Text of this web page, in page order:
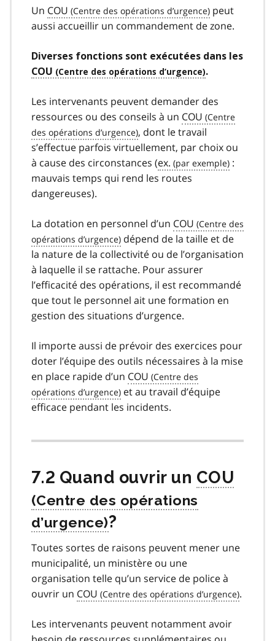
Un COU
peut
aussi accueillir un commandement de zone.
Diverses fonctions sont exécutées dans les
COU
.
Les intervenants peuvent demander des
ressources ou des conseils à un COU
, dont le travail
s’effectue parfois virtuellement, par choix ou
à cause des circonstances (ex.
:
mauvais temps qui rend les routes
dangereuses).
La dotation en personnel d’un COU
dépend de la taille et de
la nature de la collectivité ou de l’organisation
à laquelle il se rattache. Pour assurer
l’efficacité des opérations, il est recommandé
que tout le personnel ait une formation en
gestion des situations d’urgence.
Il importe aussi de prévoir des exercices pour
doter l’équipe des outils nécessaires à la mise
en place rapide d’un COU
et au travail d’équipe
efficace pendant les incidents.
7.2 Quand ouvrir un COU
?
Toutes sortes de raisons peuvent mener une
municipalité, un ministère ou une
organisation telle qu’un service de police à
ouvrir un COU .
Les intervenants peuvent notamment avoir